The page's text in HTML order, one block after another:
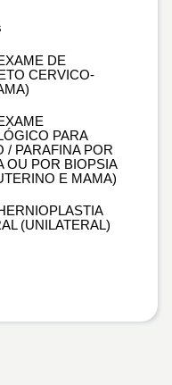
DE
CERVICO-
PARA
/ PARAFINA POR
OU POR BIOPSIA
E MAMA)
(UNILATERAL)